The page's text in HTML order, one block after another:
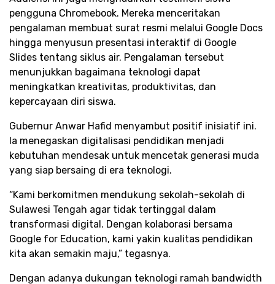
pengguna Chromebook. Mereka menceritakan
pengalaman membuat surat resmi melalui Google Docs
hingga menyusun presentasi interaktif di Google
Slides tentang siklus air. Pengalaman tersebut
menunjukkan bagaimana teknologi dapat
meningkatkan kreativitas, produktivitas, dan
kepercayaan diri siswa.
Gubernur Anwar Hafid menyambut positif inisiatif ini.
Ia menegaskan digitalisasi pendidikan menjadi
kebutuhan mendesak untuk mencetak generasi muda
yang siap bersaing di era teknologi.
“Kami berkomitmen mendukung sekolah-sekolah di
Sulawesi Tengah agar tidak tertinggal dalam
transformasi digital. Dengan kolaborasi bersama
Google for Education, kami yakin kualitas pendidikan
kita akan semakin maju,” tegasnya.
Dengan adanya dukungan teknologi ramah bandwidth